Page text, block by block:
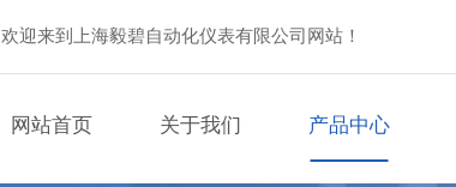
欢迎来到上海毅碧自动化仪表有限公司网站！
网站首页 关于我们 产品中心